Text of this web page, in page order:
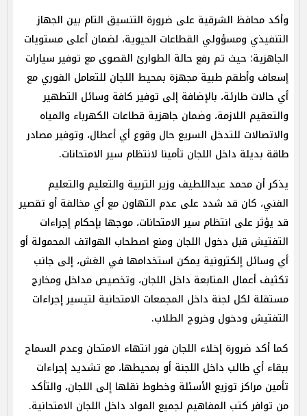
​وأكد محافظ الشرقية على ضرورة التنسيق التام بين الجهاز
التنفيذي ومسؤولي القطاعات الحيوية، لضمان أعلى مستويات
الجاهزية؛ حيث تم رفع حالة الطوارئ القصوى مع توفير سيارات
إسعاف وأطقم طبية مجهزة بمحيط اللجان للتعامل الفوري مع
أي حالات طارئة، بالإضافة إلى توفير كافة وسائل التطهير
والتعقيم اللازمة، وضمان جاهزية قطاعات الكهرباء والمياه
والاتصالات للتدخل السريع حال وقوع أي أعطال، وتوفير مصادر
طاقة بديلة داخل اللجان تأمينا لانتظام سير الامتحانات.
يذكر أن محمد عبداللطيف وزير التربية والتعليم والتعليم
الفني، كان قد شدد على عدم التهاون مع أي مخالفة أو تقصير
قد يؤثر على انتظام سير الامتحانات، موجها بإحكام إجراءات
التفتيش قبل دخول اللجان ومنع اصطحاب الهواتف المحمولة أو
أي وسائل إلكترونية يمكن استخدامها في الغش، إلى جانب
تكثيف أعمال المتابعة داخل اللجان، وتخصيص مداخل ومخارج
مستقلة لكل لجنة داخل المجمعات الامتحانية لتيسير إجراءات
التفتيش ودخول وخروج الطلاب.
كما أكد ضرورة إخلاء اللجان فور انتهاء الامتحان وعدم السماح
ببقاء أي طالب داخل اللجنة أو بمحيطها، مع تشديد إجراءات
تأمين مراكز توزيع الأسئلة وخطوط نقلها إلى اللجان، والتأكد
من توافر كتب المفاهيم لجميع المواد داخل اللجان الامتحانية.